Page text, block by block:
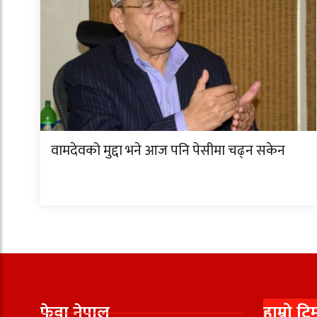
वामदेवको मुद्दा भने आज पनि पेसीमा चढ्न सकेन